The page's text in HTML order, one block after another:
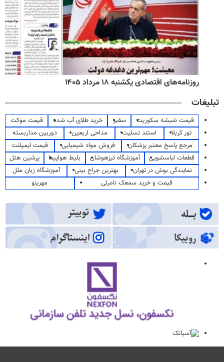
روزنامه‌های اقتصادی یکشنبه ۱۸ مرداد ۱۴۰۵
تبلیغات
قیمت شیشه سکوریت سفیر خرید طلای آب شده
قیمت موکت
تور کربلا
استند تسلیت مداحی اربعین
دوربین مداربسته
مرجع پاسخ معتبر پزشکان
فروش مواد شیمیایی
قیمت ایمپلنت
قطعات لباسشویی
آموزشگاه تیزهوشان بلیط هواپیما
پرشین هتل
نمایندگی بوش در تهران
بهترین جراح بینی
آموزشگاه زبان ملل
قیمت و خرید سمعک نامرئی
مهرینو